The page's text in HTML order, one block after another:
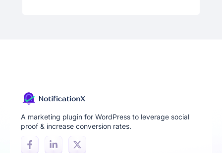
A marketing plugin for WordPress to leverage social
proof & increase conversion rates.